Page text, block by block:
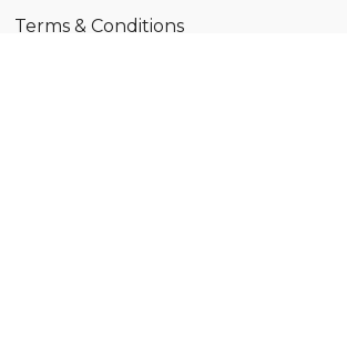
Terms & Conditions